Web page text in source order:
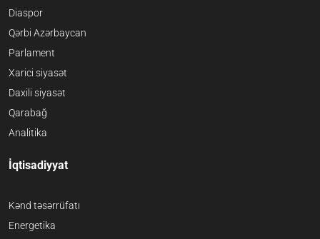
Diaspor
Qərbi Azərbaycan
Parlament
Xarici siyasət
Daxili siyasət
Qarabağ
Analitika
İqtisadiyyat
Kənd təsərrüfatı
Energetika